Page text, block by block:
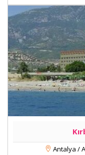
Antalya /